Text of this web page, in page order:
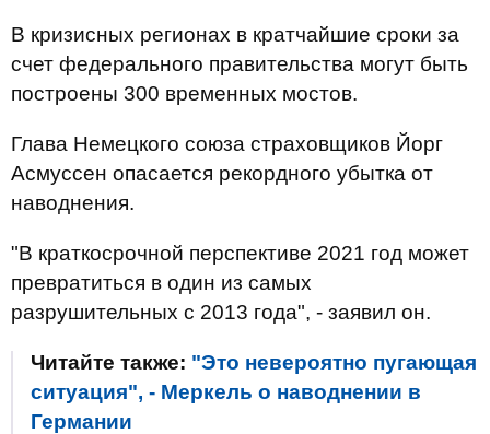
В кризисных регионах в кратчайшие сроки за
счет федерального правительства могут быть
построены 300 временных мостов.
Глава Немецкого союза страховщиков Йорг
Асмуссен опасается рекордного убытка от
наводнения.
"В краткосрочной перспективе 2021 год может
превратиться в один из самых
разрушительных с 2013 года", - заявил он.
Читайте также: "Это невероятно пугающая
ситуация", - Меркель о наводнении в
Германии